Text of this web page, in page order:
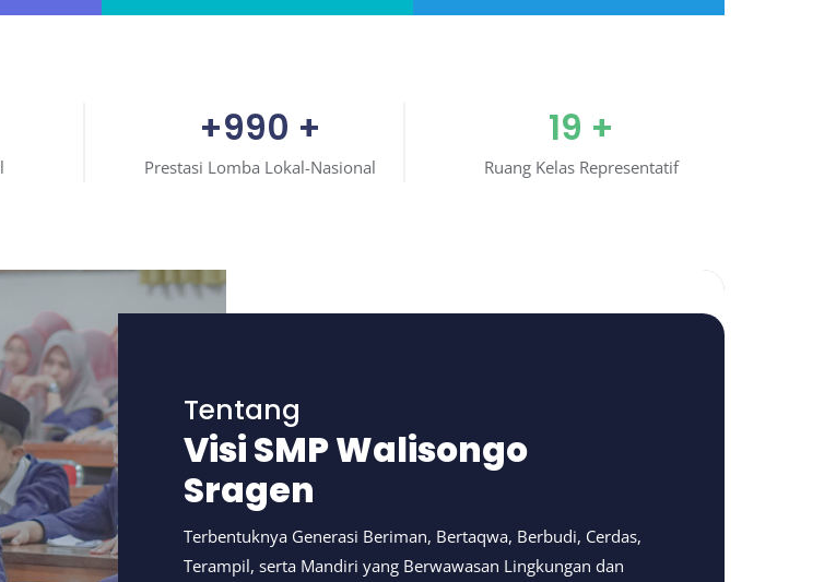
+990 +
Prestasi Lomba Lokal-Nasional
19 +
Ruang Kelas Representatif
Tentang
Visi SMP Walisongo
Sragen
Terbentuknya Generasi Beriman, Bertaqwa, Berbudi, Cerdas,
Terampil, serta Mandiri yang Berwawasan Lingkungan dan